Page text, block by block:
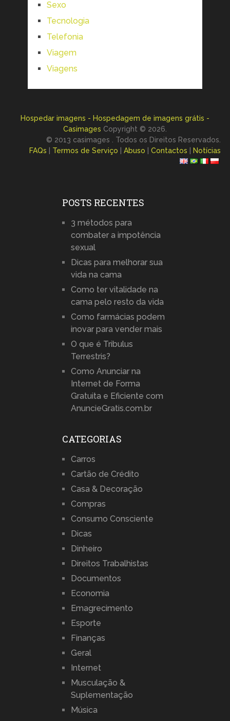
Sexo
Tecnologia
Telefonia
Viagem
Viagens
Hospedar imagens - Hospedagem de imagens grátis -
Casimages Copyright © 2026.
© 2013 casimages . Todos os Direitos Reservados.
FAQs
Termos de Serviço |Abuso |Contactos Notícias
POSTS RECENTES
3 métodos para
combater a impotência
sexual
Dicas para melhorar sua
vida na cama
Como ter vitalidade na
cama pelo resto da vida
Como farmácias podem
inovar para vender mais
O que é Tribulus
Terrestris?
Como Anunciar na
Internet de Forma
Gratuita e Eficiente com
AnuncieGratis.com.br
CATEGORIAS
Carros
Cartão de Crédito
Casa & Decoração
Compras
Consumo Consciente
Dicas
Dinheiro
Direitos Trabalhistas
Documentos
Economia
Emagrecimento
Esporte
Finanças
Geral
Internet
Musculação &
Suplementação
Música